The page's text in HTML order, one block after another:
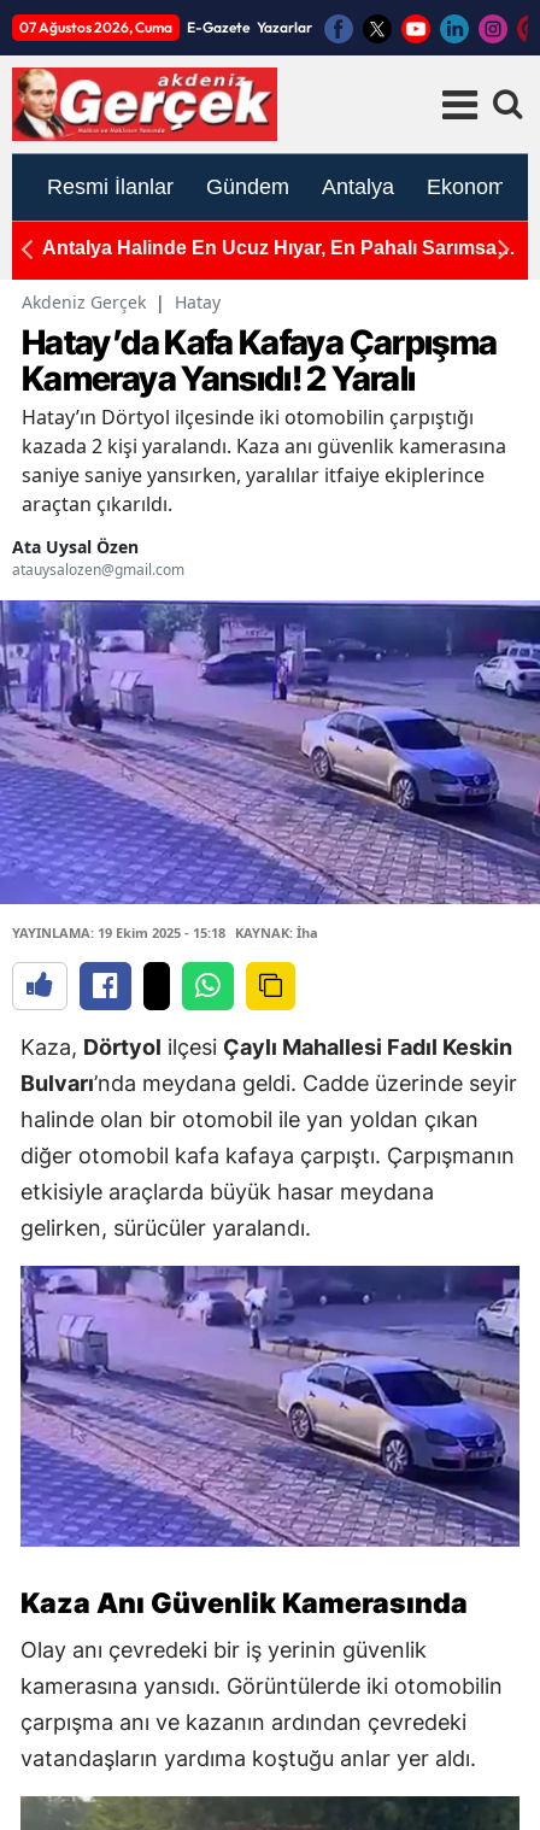
07 Ağustos 2026, Cuma E-Gazete Yazarlar
Resmi İlanlar Gündem Antalya Ekonomi
Antalya Halinde En Ucuz Hıyar, En Pahalı Sarımsak
Akdeniz Gerçek | Hatay
Hatay’da Kafa Kafaya Çarpışma
Kameraya Yansıdı! 2 Yaralı
Hatay’ın Dörtyol ilçesinde iki otomobilin çarpıştığı
kazada 2 kişi yaralandı. Kaza anı güvenlik kamerasına
saniye saniye yansırken, yaralılar itfaiye ekiplerince
araçtan çıkarıldı.
Ata Uysal Özen
atauysalozen@gmail.com
YAYINLAMA: 19 Ekim 2025 - 15:18 KAYNAK: İha
Kaza, Dörtyol ilçesi Çaylı Mahallesi Fadıl Keskin
Bulvarı’nda meydana geldi. Cadde üzerinde seyir
halinde olan bir otomobil ile yan yoldan çıkan
diğer otomobil kafa kafaya çarpıştı. Çarpışmanın
etkisiyle araçlarda büyük hasar meydana
gelirken, sürücüler yaralandı.
Kaza Anı Güvenlik Kamerasında
Olay anı çevredeki bir iş yerinin güvenlik
kamerasına yansıdı. Görüntülerde iki otomobilin
çarpışma anı ve kazanın ardından çevredeki
vatandaşların yardıma koştuğu anlar yer aldı.